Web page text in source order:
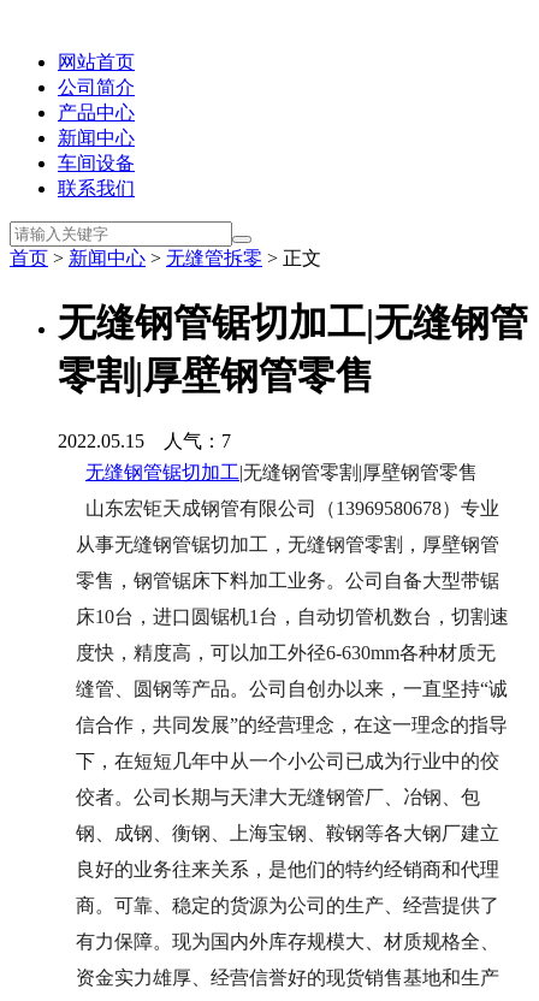
网站首页
公司简介
产品中心
新闻中心
车间设备
联系我们
首页 > 新闻中心 > 无缝管拆零 > 正文
无缝钢管锯切加工|无缝钢管
零割|厚壁钢管零售
2022.05.15 人气： 7
无缝钢管锯切加工|无缝钢管零割|厚壁钢管零售
山东宏钜天成钢管有限公司（13969580678）专业
从事无缝钢管锯切加工 ， 无缝钢管零割 ，厚壁钢管
零售，钢管锯床下料加工业务。公司自备大型带锯
床10台，进口圆锯机1台，自动切管机数台，切割速
度快，精度高，可以加工外径6-630mm各种材质无
缝管、圆钢等产品。公司自创办以来，一直坚持“诚
信合作，共同发展”的经营理念，在这一理念的指导
下，在短短几年中从一个小公司已成为行业中的佼
佼者。公司长期与天津大无缝钢管厂 、冶钢、包
钢、成钢、衡钢、上海宝钢、鞍钢等各大钢厂建立
良好的业务往来关系，是他们的特约经销商和代理
商。可靠、稳定的货源为公司的生产、经营提供了
有力保障。现为国内外库存规模大、材质规格全、
资金实力雄厚、经营信誉好的现货销售基地和生产